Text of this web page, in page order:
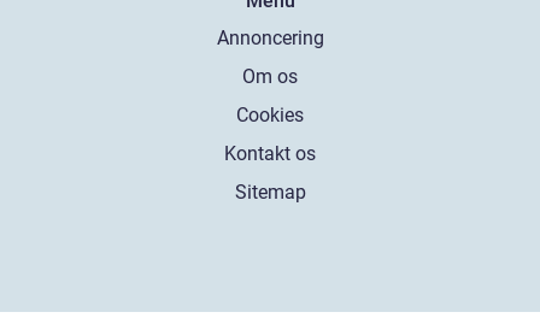
Annoncering
Om os
Cookies
Kontakt os
Sitemap